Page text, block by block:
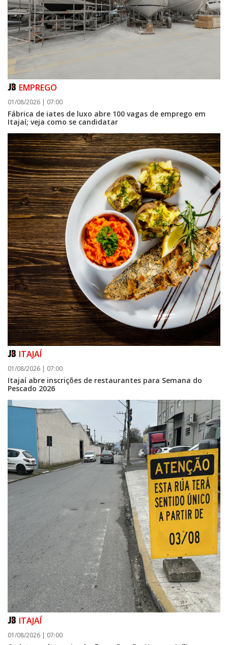
EMPREGO
01/08/2026 | 07:00
Fábrica de iates de luxo abre 100 vagas de emprego em
Itajaí; veja como se candidatar
ITAJAÍ
01/08/2026 | 07:00
Itajaí abre inscrições de restaurantes para Semana do
Pescado 2026
ITAJAÍ
01/08/2026 | 07:00